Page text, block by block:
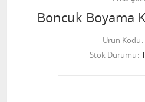
Boncuk Boyama
Ürün Kodu
Stok Durumu